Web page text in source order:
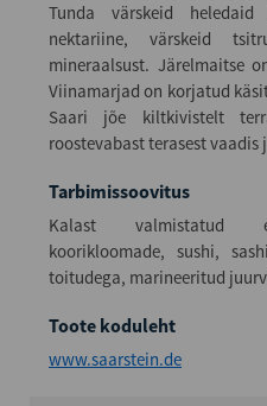
Tunda värskeid
nektariine, värskeid
mineraalsust. Järelmaitse
Viinamarjad on korjatud
Saari jõe kiltkivistelt
roostevabast terasest vaadis
Tarbimissoovitus
Kalast valmistatud
koorikloomade, sushi,
toitudega, marineeritud
Toote koduleht
www.saarstein.de